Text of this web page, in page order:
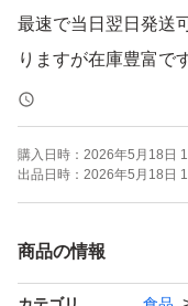
最速で当日翌日発送
りますが在庫豊富で
１日経って返信がな
ます。
匿名配送可能です。
ページお作りします
購入日時： 2026年5月18日
出品日時： 2026年5月18日
商品の情報